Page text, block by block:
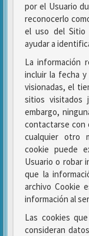
por el Usuario
reconocerlo
el uso del Sitio
ayudar a
La información
incluir la fecha y
visionadas, el
sitios visitados
embargo,
contactarse con
cualquier otro
cookie puede
Usuario o robar
que la
archivo Cookie
información al
Las cookies
consideran